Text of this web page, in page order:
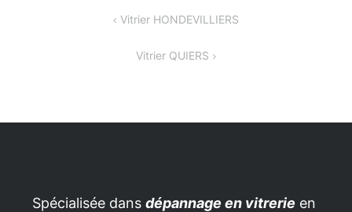
Vitrier HONDEVILLIERS
Vitrier QUIERS
Spécialisée dans dépannage en vitrerie en